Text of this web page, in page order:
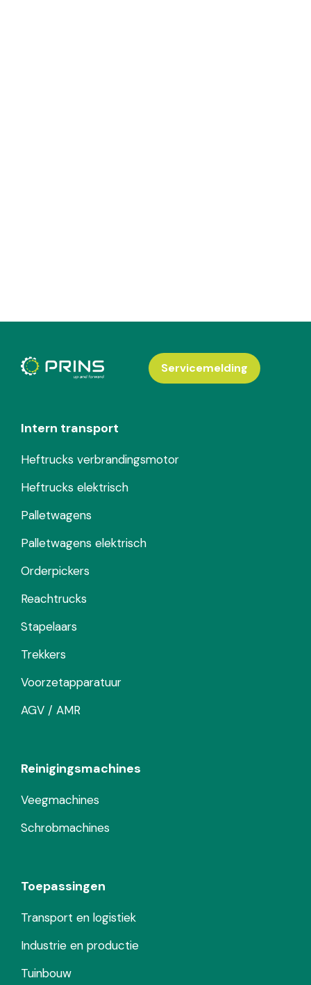
Intern transport
Heftrucks verbrandingsmotor
Heftrucks elektrisch
Palletwagens
Palletwagens elektrisch
Orderpickers
Reachtrucks
Stapelaars
Trekkers
Voorzetapparatuur
AGV / AMR
Reinigingsmachines
Veegmachines
Schrobmachines
Toepassingen
Transport en logistiek
Industrie en productie
Tuinbouw
Servicemelding